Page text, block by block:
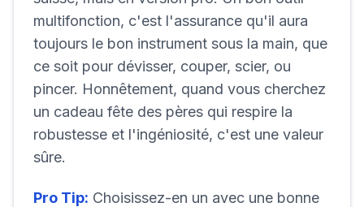
multifonction, c'est l'assurance qu'il aura
toujours le bon instrument sous la main, que
ce soit pour dévisser, couper, scier, ou
pincer. Honnêtement, quand vous cherchez
un cadeau fête des pères qui respire la
robustesse et l'ingéniosité, c'est une valeur
sûre.
Pro Tip: Choisissez-en un avec une bonne